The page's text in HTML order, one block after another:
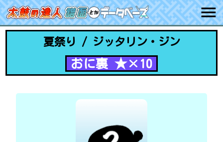
夏祭り / ジッタリン・ジン
おに裏 ★×10